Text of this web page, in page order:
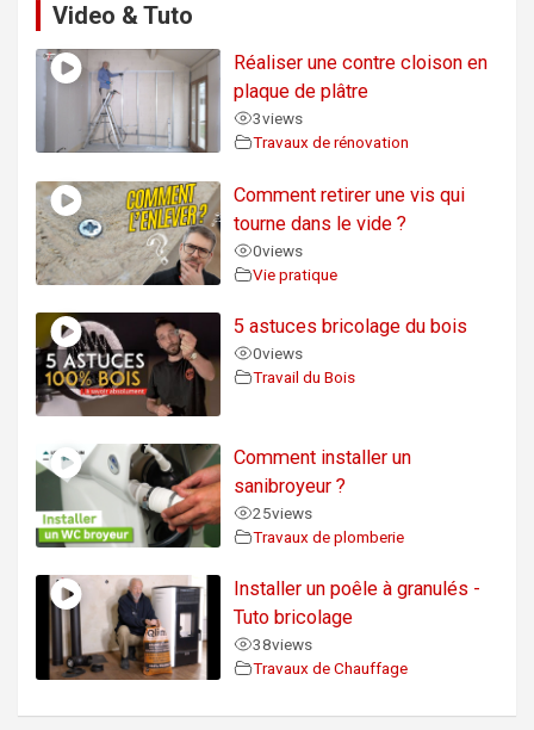
Video & Tuto
Réaliser une contre cloison en
plaque de plâtre
3views
Travaux de rénovation
Comment retirer une vis qui
tourne dans le vide ?
0views
Vie pratique
5 astuces bricolage du bois
0views
Travail du Bois
Comment installer un
sanibroyeur ?
25views
Travaux de plomberie
Installer un poêle à granulés -
Tuto bricolage
38views
Travaux de Chauffage